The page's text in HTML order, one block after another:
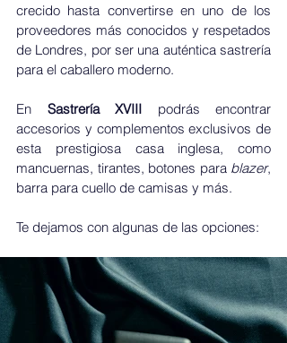
crecido hasta convertirse en uno de los
proveedores más conocidos y respetados
de Londres, por ser una auténtica sastrería
para el caballero moderno.
En Sastrería XVIII podrás encontrar
accesorios y complementos exclusivos de
esta prestigiosa casa inglesa, como
mancuernas, tirantes, botones para blazer,
barra para cuello de camisas y más.
Te dejamos con algunas de las opciones: